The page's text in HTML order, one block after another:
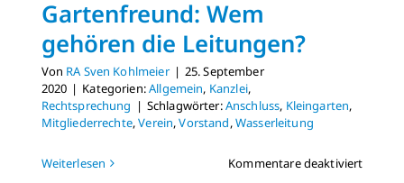
Gartenfreund: Wem
gehören die Leitungen?
Von RA Sven Kohlmeier | 25. September
2020 | Kategorien:Allgemein, Kanzlei,
Rechtsprechung | Schlagwörter:Anschluss, Kleingarten,
Mitgliederrechte,Verein,Vorstand,Wasserleitung
Weiterlesen Kommentare deaktiviertfür